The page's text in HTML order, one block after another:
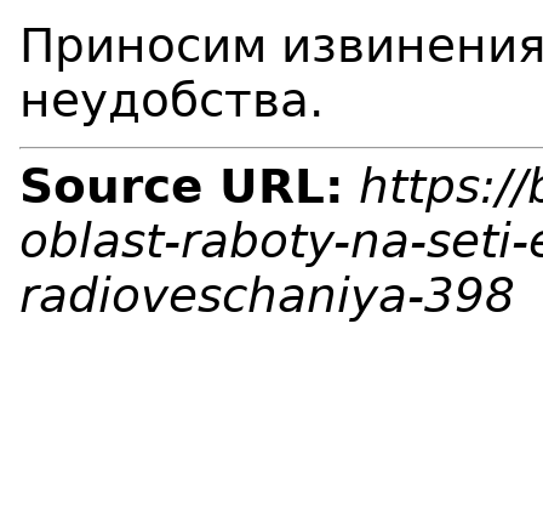
Приносим
неудобства.
Source URL: https://
oblast-raboty-na-
radioveschaniya-398